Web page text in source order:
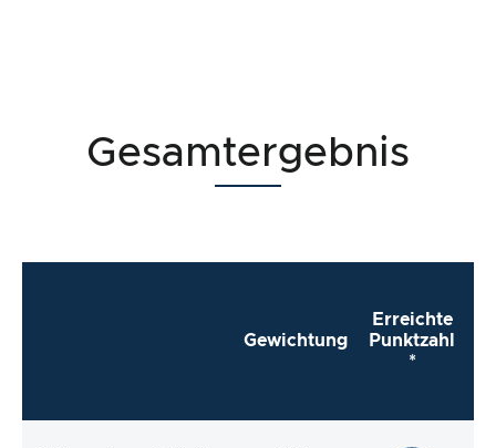
Gesamtergebnis
Gewichtung
Erreichte
Punktzahl
*